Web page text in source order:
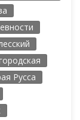
Русса